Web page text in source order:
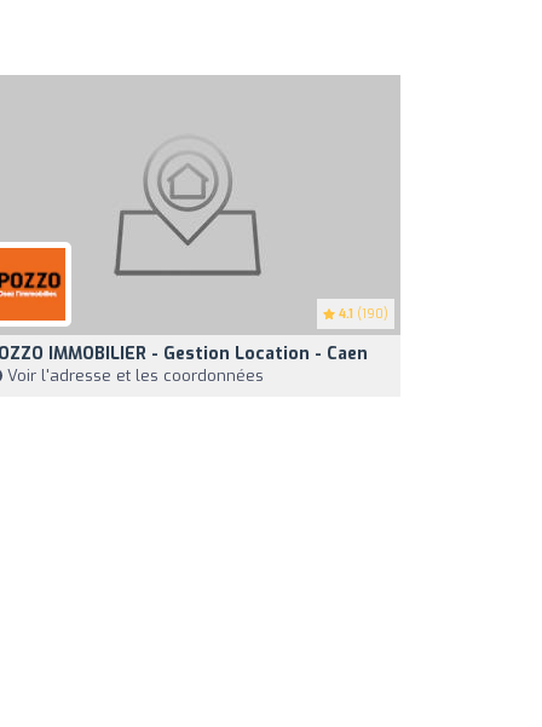
4.1 (190)
IMMOBILIER - Gestion Location - Caen
Voir l'adresse et les coordonnées